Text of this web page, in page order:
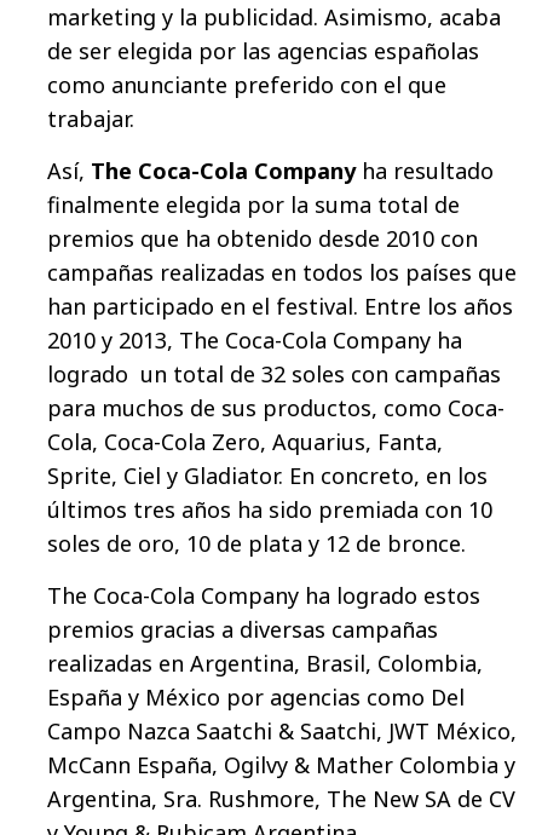
marketing y la publicidad. Asimismo, acaba
de ser elegida por las agencias españolas
como anunciante preferido con el que
trabajar.
Así, The Coca-Cola Companyha resultado
finalmente elegida por la suma total de
premios que ha obtenido desde 2010 con
campañas realizadas en todos los países que
han participado en el festival. Entre los años
2010 y 2013, The Coca-Cola Company ha
logrado un total de 32 soles con campañas
para muchos de sus productos, como Coca-
Cola, Coca-Cola Zero, Aquarius, Fanta,
Sprite, Ciel y Gladiator. En concreto, en los
últimos tres años ha sido premiada con 10
soles de oro, 10 de plata y 12 de bronce.
The Coca-Cola Company ha logrado estos
premios gracias a diversas campañas
realizadas en Argentina, Brasil, Colombia,
España y México por agencias como Del
Campo Nazca Saatchi & Saatchi, JWT México,
McCann España, Ogilvy & Mather Colombia y
Argentina, Sra. Rushmore, The New SA de CV